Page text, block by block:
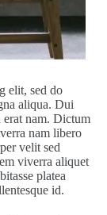
elit, sed do
aliqua. Dui
erat nam. Dictum
nam libero
velit sed
viverra aliquet
platea
id.